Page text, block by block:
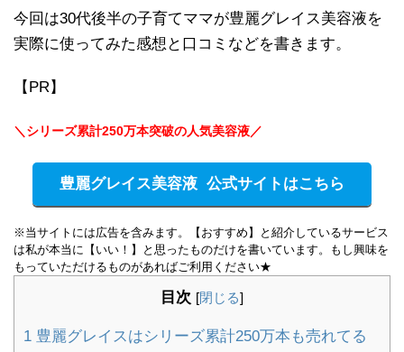
今回は30代後半の子育てママが豊麗グレイス美容液を
実際に使ってみた感想と口コミなどを書きます。
【PR】
＼シリーズ累計250万本突破の人気美容液／
豊麗グレイス美容液 公式サイトはこちら
※当サイトには広告を含みます。【おすすめ】と紹介しているサービス
は私が本当に【いい！】と思ったものだけを書いています。もし興味を
もっていただけるものがあればご利用ください★
目次 [閉じる]
1 豊麗グレイスはシリーズ累計250万本も売れてる